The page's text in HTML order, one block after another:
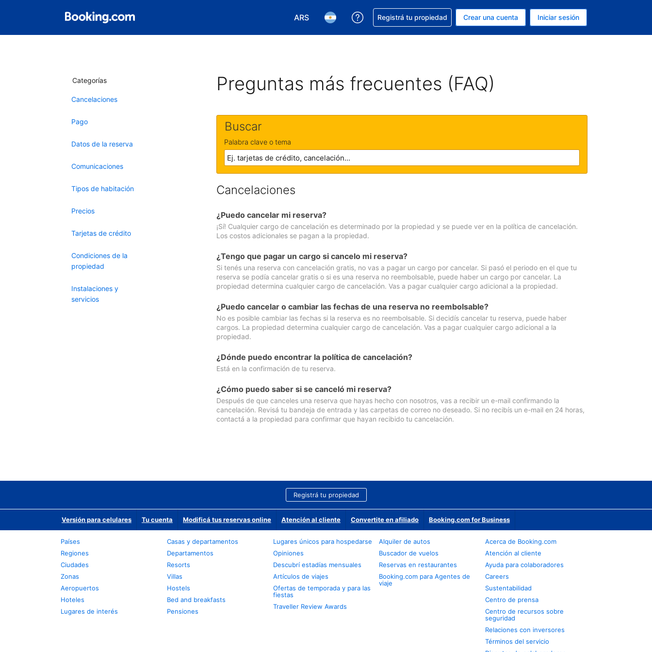
ARS
Elegir la moneda. Tu moneda actual es Peso argentino
Elegir el idioma. El idioma que estás usando es Español (Argentina)
Conseguí ayuda con tu reserva
Registrá tu propiedad Crear una cuenta Iniciar sesión
Categorías
Cancelaciones
Pago
Datos de la reserva
Comunicaciones
Tipos de habitación
Precios
Tarjetas de crédito
Condiciones de la
propiedad
Instalaciones y
servicios
Preguntas más frecuentes (FAQ)
Buscar
Palabra clave o tema
Cancelaciones
¿Puedo cancelar mi reserva?
¡Sí! Cualquier cargo de cancelación es determinado por la propiedad y se puede ver en la política de cancelación.
Los costos adicionales se pagan a la propiedad.
¿Tengo que pagar un cargo si cancelo mi reserva?
Si tenés una reserva con cancelación gratis, no vas a pagar un cargo por cancelar. Si pasó el periodo en el que tu
reserva se podía cancelar gratis o si es una reserva no reembolsable, puede haber un cargo por cancelar. La
propiedad determina cualquier cargo de cancelación. Vas a pagar cualquier cargo adicional a la propiedad.
¿Puedo cancelar o cambiar las fechas de una reserva no reembolsable?
No es posible cambiar las fechas si la reserva es no reembolsable. Si decidís cancelar tu reserva, puede haber
cargos. La propiedad determina cualquier cargo de cancelación. Vas a pagar cualquier cargo adicional a la
propiedad.
¿Dónde puedo encontrar la política de cancelación?
Está en la confirmación de tu reserva.
¿Cómo puedo saber si se canceló mi reserva?
Después de que canceles una reserva que hayas hecho con nosotros, vas a recibir un e-mail confirmando la
cancelación. Revisá tu bandeja de entrada y las carpetas de correo no deseado. Si no recibís un e-mail en 24 horas,
contactá a la propiedad para confirmar que hayan recibido tu cancelación.
Registrá tu propiedad
Versión para celulares Tu cuenta Modificá tus reservas online Atención al cliente Convertite en afiliado Booking.com for Business
Países
Regiones
Ciudades
Zonas
Aeropuertos
Hoteles
Lugares de interés
Casas y departamentos
Departamentos
Resorts
Villas
Hostels
Bed and breakfasts
Pensiones
Lugares únicos para hospedarse
Opiniones
Descubrí estadías mensuales
Artículos de viajes
Ofertas de temporada y para las
fiestas
Traveller Review Awards
Alquiler de autos
Buscador de vuelos
Reservas en restaurantes
Booking.com para Agentes de
viaje
Acerca de Booking.com
Atención al cliente
Ayuda para colaboradores
Careers
Sustentabilidad
Centro de prensa
Centro de recursos sobre
seguridad
Relaciones con inversores
Términos del servicio